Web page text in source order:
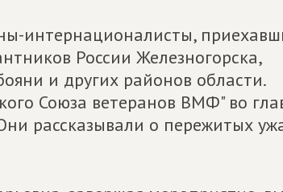
интернационалисты,
России Железногорска,
и других районов области.
Союза ветеранов ВМФ" во
рассказывали о пережитых